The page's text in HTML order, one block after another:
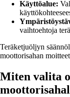
Käyttöalue:
vaihtoehtoja
Teräketjuöljyn
moottorisahan
Miten valita